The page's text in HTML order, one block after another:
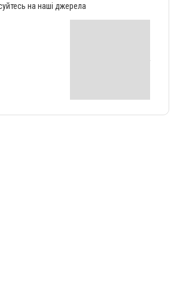
на наші джерела